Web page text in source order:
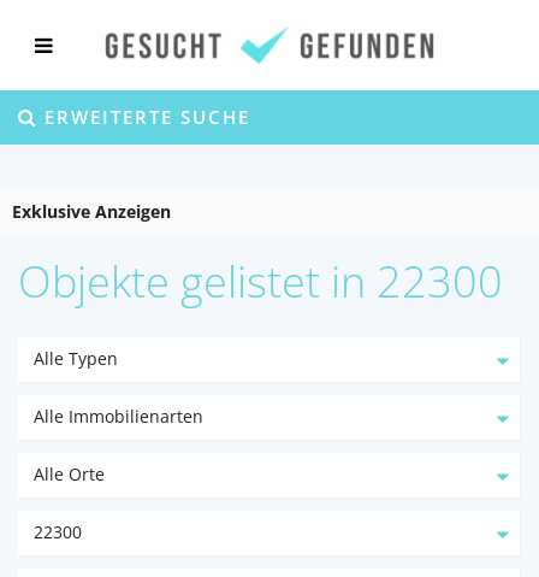
ERWEITERTE SUCHE
Exklusive Anzeigen
Objekte gelistet in 22300
Alle Typen
Alle Immobilienarten
Alle Orte
22300